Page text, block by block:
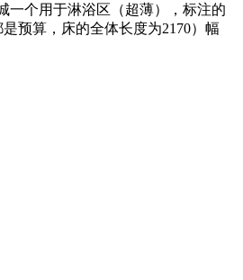
一个用于淋浴区（超薄），标注的
预算，床的全体长度为2170）幅